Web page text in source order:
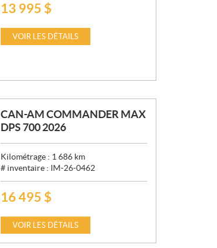
P
X
13 995 $
VOIR LES DÉTAILS
CAN-AM COMMANDER MAX
DPS 700 2026
Kilométrage : 1 686 km
# inventaire : IM-26-0462
P
X
16 495 $
VOIR LES DÉTAILS